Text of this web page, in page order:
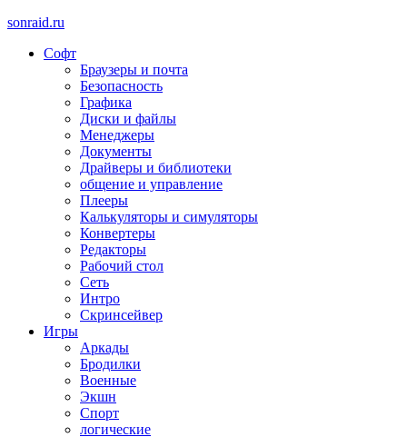
sonraid.ru
Скачивай программы, мини игры
Софт
Браузеры и почта
Безопасность
Графика
Диски и файлы
Менеджеры
Документы
Драйверы и библиотеки
общение и управление
Плееры
Калькуляторы и симуляторы
Конвертеры
Редакторы
Рабочий стол
Сеть
Интро
Скринсейвер
Игры
Аркады
Бродилки
Военные
Экшн
Спорт
логические